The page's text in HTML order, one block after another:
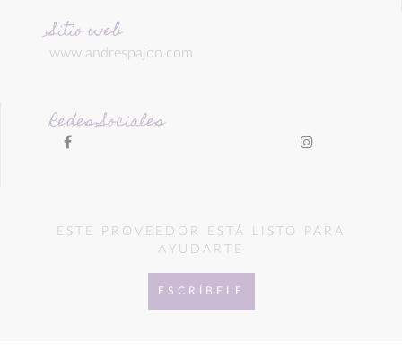
Sitio web
www.andrespajon.com
Redes Sociales
ESTE PROVEEDOR ESTÁ LISTO PARA
AYUDARTE
ESCRÍBELE